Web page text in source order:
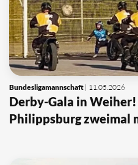
Bundesligamannschaft | 11.05.2026
Derby-Gala in
Philippsburg zweimal